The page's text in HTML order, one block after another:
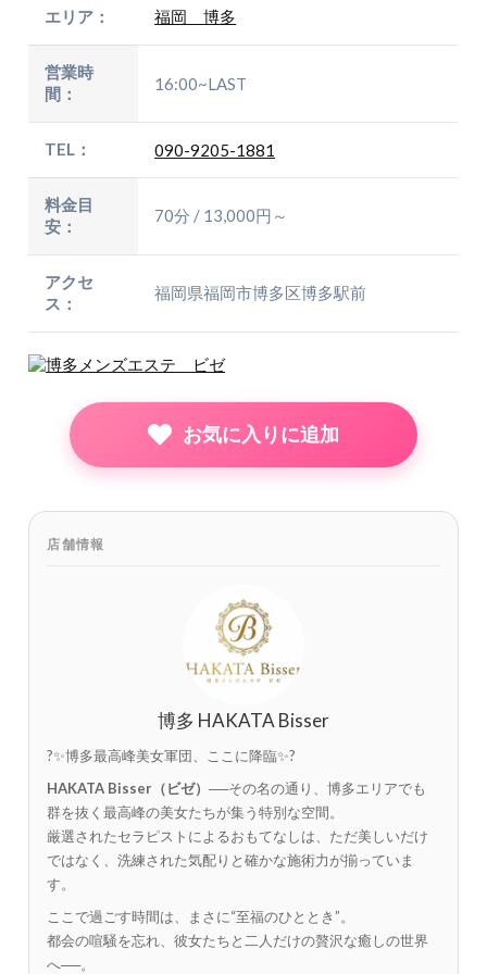
エリア： 福岡 博多
営業時
間：
16:00~LAST
TEL： 090-9205-1881
料金目
安：
70分 / 13,000円～
アクセ
ス：
福岡県福岡市博多区博多駅前
お気に入りに追加
店舗情報
博多 HAKATA Bisser
?✨博多最高峰美女軍団、ここに降臨✨?
HAKATA Bisser（ビゼ）──その名の通り、博多エリアでも
群を抜く最高峰の美女たちが集う特別な空間。
厳選されたセラピストによるおもてなしは、ただ美しいだけ
ではなく、洗練された気配りと確かな施術力が揃っていま
す。
ここで過ごす時間は、まさに“至福のひととき”。
都会の喧騒を忘れ、彼女たちと二人だけの贅沢な癒しの世界
へ──。